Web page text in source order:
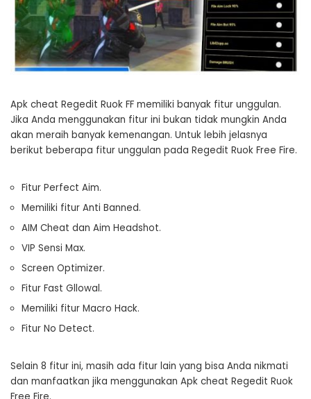
Apk cheat Regedit Ruok FF memiliki banyak fitur unggulan.
Jika Anda menggunakan fitur ini bukan tidak mungkin Anda
akan meraih banyak kemenangan. Untuk lebih jelasnya
berikut beberapa fitur unggulan pada Regedit Ruok Free Fire.
Fitur Perfect Aim.
Memiliki fitur Anti Banned.
AIM Cheat dan Aim Headshot.
VIP Sensi Max.
Screen Optimizer.
Fitur Fast Gllowal.
Memiliki fitur Macro Hack.
Fitur No Detect.
Selain 8 fitur ini, masih ada fitur lain yang bisa Anda nikmati
dan manfaatkan jika menggunakan Apk cheat Regedit Ruok